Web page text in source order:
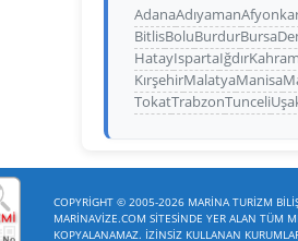
AdanaAdıyaman
BitlisBoluBurdurBursa
HatayIspartaIğdır
KırşehirMalatyaManisa
TokatTrabzonTunceli
COPYRİGHT © 2005-2026 MARİNA TURİZM
MARİNAVİZE.COM SİTESİNDE YER ALAN TÜM
KOPYALANAMAZ. İZİNSİZ KULLANAN